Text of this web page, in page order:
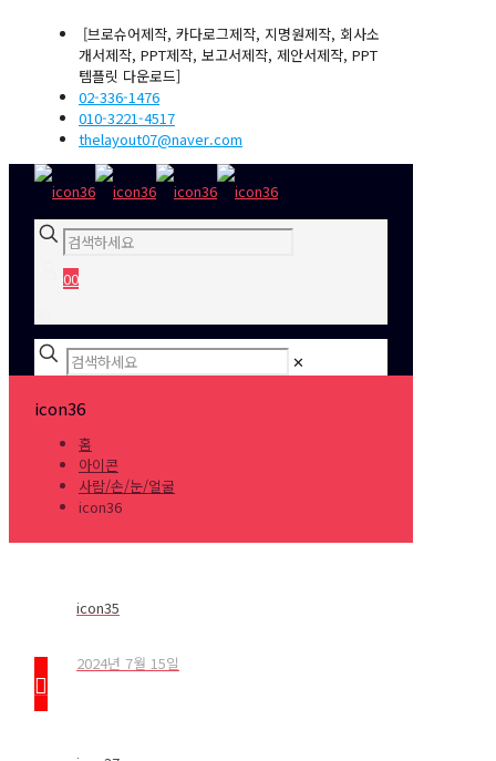
[브로슈어제작, 카다로그제작, 지명원제작, 회사소
개서제작, PPT제작, 보고서제작, 제안서제작, PPT
템플릿 다운로드]
02-336-1476
010-3221-4517
thelayout07@naver.com
00
✕
icon36
홈
아이콘
사람/손/눈/얼굴
icon36
icon35
2024년 7월 15일